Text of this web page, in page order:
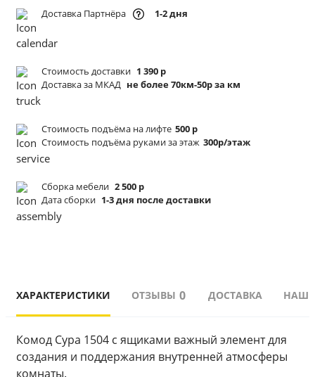
Доставка Партнёра 1-2 дня
Стоимость доставки 1 390 р
Доставка за МКАД не более 70км-50р за км
Стоимость подъёма на лифте 500 р
Стоимость подъёма руками за этаж 300р/этаж
Сборка мебели 2 500 р
Дата сборки 1-3 дня после доставки
ХАРАКТЕРИСТИКИ ОТЗЫВЫ 0 ДОСТАВКА
Комод Сура 1504 с ящиками важный элемент для
создания и поддержания внутренней атмосферы